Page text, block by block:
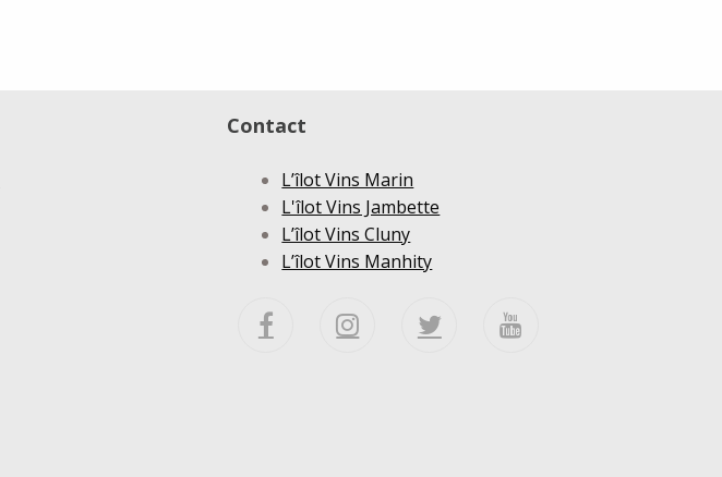
Contact
L’îlot Vins Marin
L'îlot Vins Jambette
L’îlot Vins Cluny
L’îlot Vins Manhity